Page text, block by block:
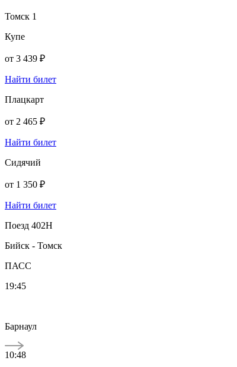
Томск 1
Купе
от 3 439 ₽
Найти билет
Плацкарт
от 2 465 ₽
Найти билет
Сидячий
от 1 350 ₽
Найти билет
Поезд 402Н
Бийск - Томск
ПАСС
19:45
Барнаул
10:48